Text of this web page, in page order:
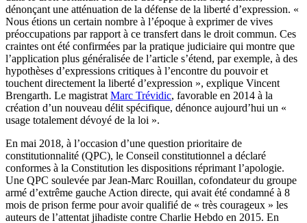
dénonçant une atténuation de la défense de la liberté d’expression. «
Nous étions un certain nombre à l’époque à exprimer de vives
préoccupations par rapport à ce transfert dans le droit commun. Ces
craintes ont été confirmées par la pratique judiciaire qui montre que
l’application plus généralisée de l’article s’étend, par exemple, à des
hypothèses d’expressions critiques à l’encontre du pouvoir et
touchent directement la liberté d’expression », explique Vincent
Brengarth. Le magistrat Marc Trévidic, favorable en 2014 à la
création d’un nouveau délit spécifique, dénonce aujourd’hui un «
usage totalement dévoyé de la loi ».
En mai 2018, à l’occasion d’une question prioritaire de
constitutionnalité (QPC), le Conseil constitutionnel a déclaré
conformes à la Constitution les dispositions réprimant l’apologie.
Une QPC soulevée par Jean-Marc Rouillan, cofondateur du groupe
armé d’extrême gauche Action directe, qui avait été condamné à 8
mois de prison ferme pour avoir qualifié de « très courageux » les
auteurs de l’attentat jihadiste contre Charlie Hebdo en 2015. En